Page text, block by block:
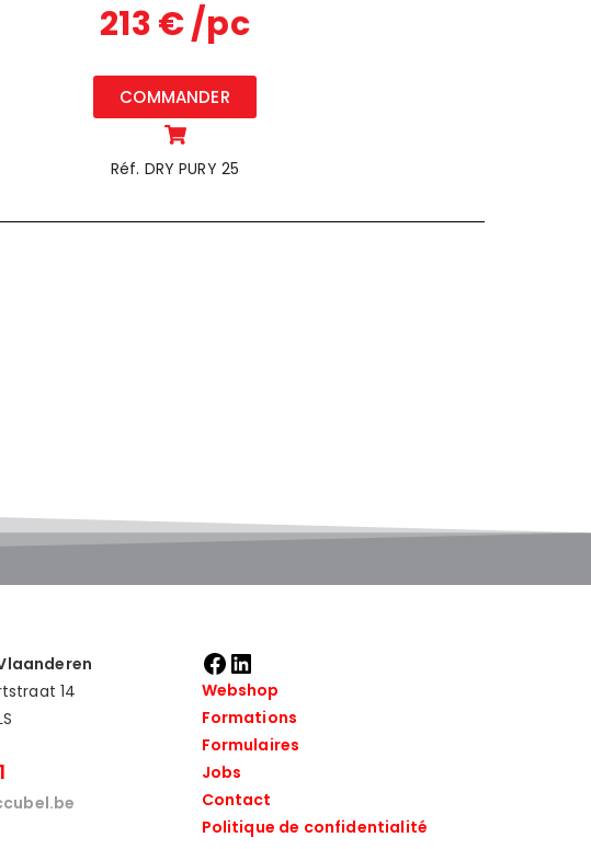
213 € /pc
COMMANDER
Réf. DRY PURY 25
14
Webshop
Formations
Formulaires
Jobs
Contact
Politique de confidentialité